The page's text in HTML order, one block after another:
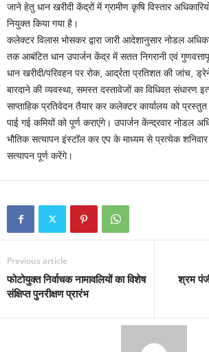
जाने हेतु धान खरीदी केंद्रों में ग्रामीण कृषि विस्तार
नियुक्त किया गया है।
कलेक्टर विलास भोसकर द्वारा जारी आदेशानुसार नोडल
तक आबंटित धान उपार्जन केंद्र में सतत निगरानी एवं
धान खरीदी/परिवहन पर रोक, आर्द्रता प्रतिशत की जांच,
बारदाने की व्यवस्था, समस्त दस्तावेजों का विधिवत संधारण
साप्ताहिक प्रतिवेदन तैयार कर कलेक्टर कार्यालय को प्रस्तुत
पाई गई कमियों को पूर्ण कराएंगे। उपार्जन केंन्द्रवार नोडल
भौतिक सत्यापन इंस्टॉल कर एप के माध्यम से प्रत्येक शनिवार
सत्यापन पूर्ण करेंगे।
Previous article
फोटोयुक्त निर्वाचक नामावलियों का विशेष
संक्षिप्त पुनरीक्षण प्रारंभ
श्रम